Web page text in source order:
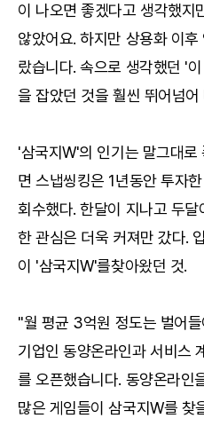
이 나오면 좋겠다고 생각했지
않았어요. 하지만 상용화 이
랐습니다. 속으로 생각했던 '
을 잡았던 것을 훨씬 뛰어넘
'삼국지W'의 인기는 말그대로
면 스냅씽킹은 1년동안 투자
회수했다. 한달이 지나고 두
한 관심은 더욱 커져만 갔다.
이 '삼국지W'를찾아왔던 것.
"월 평균 3억원 정도는 벌어
기업인 동양온라인과 서비스
를 오픈했습니다. 동양온라인
많은 게임들이 삼국지W를 찾